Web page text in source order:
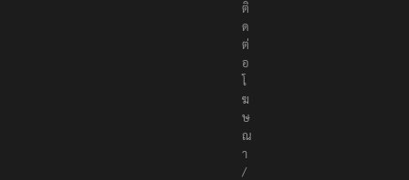
ติ
ด
ต่
อ
โ
ฆ
ษ
ณ
า
/